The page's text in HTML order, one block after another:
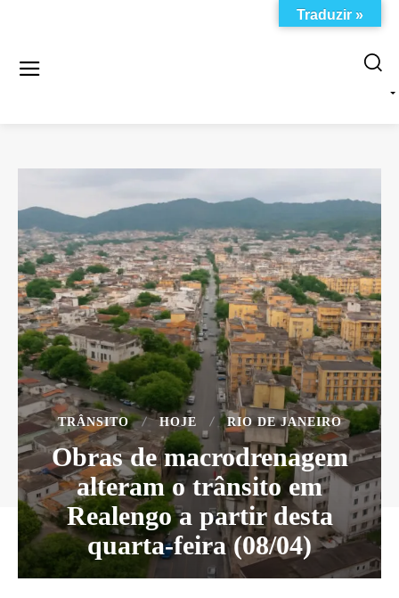
TRÂNSITO HOJE RIO DE JANEIRO
Obras de macrodrenagem
alteram o trânsito em
Realengo a partir desta
quarta-feira (08/04)
Traduzir »